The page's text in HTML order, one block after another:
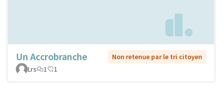
Un Accrobranche
Non retenue par le tri citoyen
Lrs
1 1